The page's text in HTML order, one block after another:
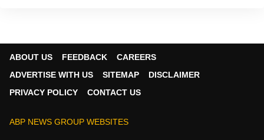
ABOUT US FEEDBACK
CAREERS
ADVERTISE WITH US
SITEMAP
DISCLAIMER
PRIVACY POLICY
CONTACT US
ABP NEWS GROUP WEBSITES